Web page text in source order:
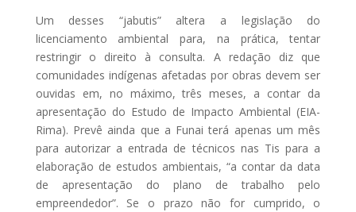
Um desses “jabutis” altera a legislação do
licenciamento ambiental para, na prática, tentar
restringir o direito à consulta. A redação diz que
comunidades indígenas afetadas por obras devem ser
ouvidas em, no máximo, três meses, a contar da
apresentação do Estudo de Impacto Ambiental (EIA-
Rima). Prevê ainda que a Funai terá apenas um mês
para autorizar a entrada de técnicos nas Tis para a
elaboração de estudos ambientais, “a contar da data
de apresentação do plano de trabalho pelo
empreendedor”. Se o prazo não for cumprido, o